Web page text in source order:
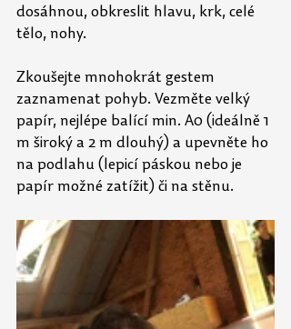
dosáhnou, obkreslit hlavu, krk, celé
tělo, nohy.
Zkoušejte mnohokrát gestem
zaznamenat pohyb. Vezměte velký
papír, nejlépe balící min. A0 (ideálně 1
m široký a 2 m dlouhý) a upevněte ho
na podlahu (lepicí páskou nebo je
papír možné zatížit) či na stěnu.